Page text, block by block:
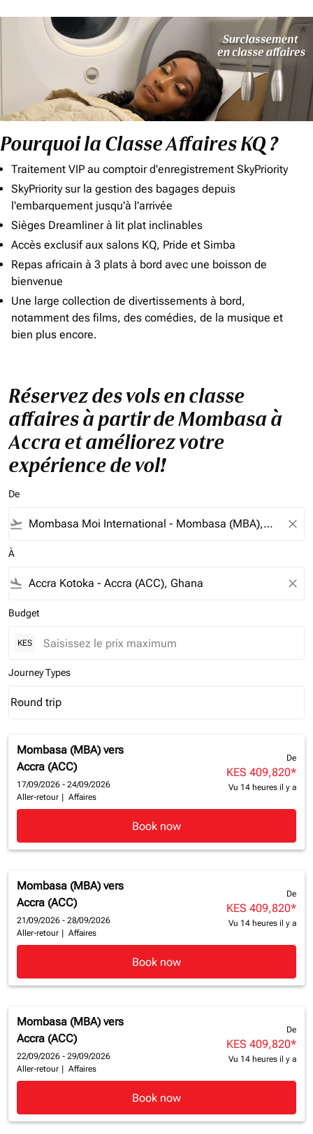
Pourquoi la Classe Affaires KQ ?
Traitement VIP au comptoir d'enregistrement SkyPriority
SkyPriority sur la gestion des bagages depuis
l'embarquement jusqu'à l'arrivée
Sièges Dreamliner à lit plat inclinables
Accès exclusif aux salons KQ, Pride et Simba
Repas africain à 3 plats à bord avec une boisson de
bienvenue
Une large collection de divertissements à bord,
notamment des films, des comédies, de la musique et
bien plus encore.
Réservez des vols en classe
affaires à partir de Mombasa à
Accra et améliorez votre
expérience de vol!
De
flight_takeoff close
À
flight_land close
Budget
KES
Journey Types
Journey Types option Round trip Selected
Round trip
keyboard_arrow_down
Mombasa (MBA) vers
Accra (ACC)
17/09/2026 - 24/09/2026
Aller-retour
Affaires
De
KES 409,820*
Vu 14 heures il y a
Book now
Mombasa (MBA) vers
Accra (ACC)
21/09/2026 - 28/09/2026
Aller-retour
Affaires
De
KES 409,820*
Vu 14 heures il y a
Book now
Mombasa (MBA) vers
Accra (ACC)
22/09/2026 - 29/09/2026
Aller-retour
Affaires
De
KES 409,820*
Vu 14 heures il y a
Book now